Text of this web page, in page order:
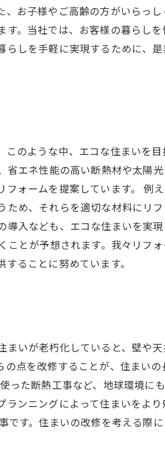
お子様やご高齢の方がいらっ
。当社では、お客様の暮らし
しを手軽に実現するために、
のような中、エコな住まいを
省エネ性能の高い断熱材や太陽
ォームを提案しています。 例
め、それらを適切な材料にリフ
入なども、エコな住まいを実
とが予想されます。我々リフ
ることに努めています。
いが老朽化していると、壁や
点を改修することが、住まい
った断熱工事など、地球環境に
ンニングによって住まいをよ
です。住まいの改修を考える際